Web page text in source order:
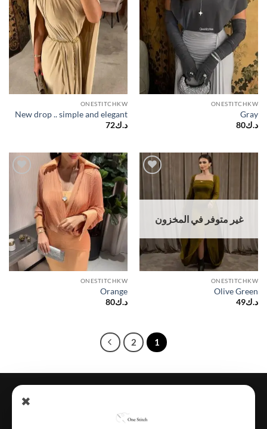
Add to
wishlist
ONESTITCHKW
Gray
د.ك80
Add to
wishlist
ONESTITCHKW
New drop .. simple and elegant
د.ك72
غير متوفر في المخزون
ONESTITCHKW
Olive Green
د.ك49
ONESTITCHKW
Orange
د.ك80
1
2
✖
تتبـــــع الطلـــــب